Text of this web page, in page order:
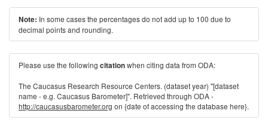
Note: In some cases the percentages do not add up to 100 due to
decimal points and rounding.
Please use the following citationwhen citing data from ODA:
The Caucasus Research Resource Centers. (dataset year) "[dataset
name - e.g. Caucasus Barometer]". Retrieved through ODA -
http://caucasusbarometer.org on {date of accessing the database here}.